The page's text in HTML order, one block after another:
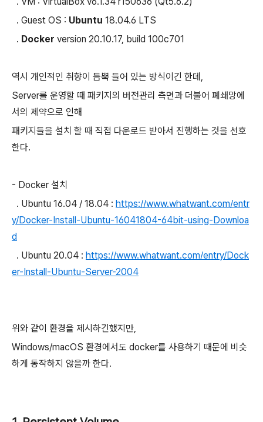
. Guest OS : Ubuntu 18.04.6 LTS
. Docker version 20.10.17, build 100c701
역시 개인적인 취향이 듬뿍 들어 있는 방식이긴 한데,
Server를 운영할 때 패키지의 버전관리 측면과 더불어 폐쇄망에
서의 제약으로 인해
패키지들을 설치 할 때 직접 다운로드 받아서 진행하는 것을 선호
한다.
- Docker 설치
. Ubuntu 16.04 / 18.04 : https://www.whatwant.com/entr
y/Docker-Install-Ubuntu-16041804-64bit-using-Downloa
d
. Ubuntu 20.04 : https://www.whatwant.com/entry/Dock
er-Install-Ubuntu-Server-2004
위와 같이 환경을 제시하긴했지만,
Windows/macOS 환경에서도 docker를 사용하기 때문에 비슷
하게 동작하지 않을까 한다.